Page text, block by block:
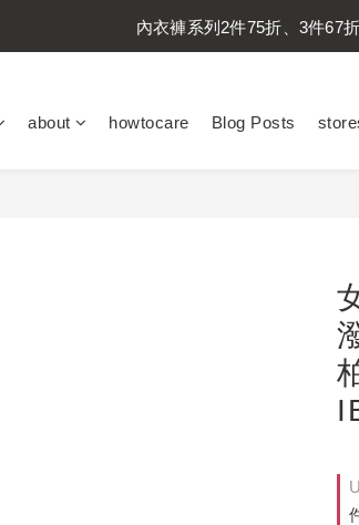
內衣褲系列2件75折、3件67折
內衣褲系列2件75折、3件67折
內衣褲系列2件75折、3件67
about howtocare Blog Posts